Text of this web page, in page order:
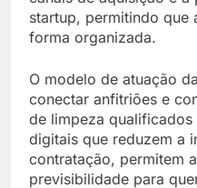
startup, permitindo que
forma organizada.
O modelo de atuação
conectar anfitriões e
de limpeza
digitais que reduzem a
contratação, permitem
previsibilidade para